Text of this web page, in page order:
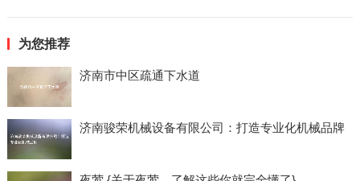
为您推荐
济南市中区疏通下水道
济南骏荣机械设备有限公司：打造专业化机械品牌